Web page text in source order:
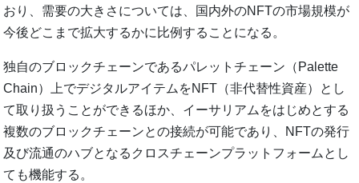
おり、需要の大きさについては、国内外のNFTの市場規模が
今後どこまで拡大するかに比例することになる。
独⾃のブロックチェーンであるパレットチェーン（Palette
Chain）上でデジタルアイテムをNFT（非代替性資産）とし
て取り扱うことができるほか、イーサリアムをはじめとする
複数のブロックチェーンとの接続が可能であり、NFTの発⾏
及び流通のハブとなるクロスチェーンプラットフォームとし
ても機能する。